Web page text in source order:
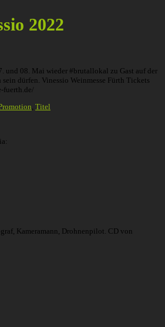
2022
und 08. Mai wieder #brutallokal zu Gast auf der
sein dürfen. Vinessio Weinmesse Fürth Tickets
fuerth.de/
Titel
Kameramann, Drohnenpilot. CD von